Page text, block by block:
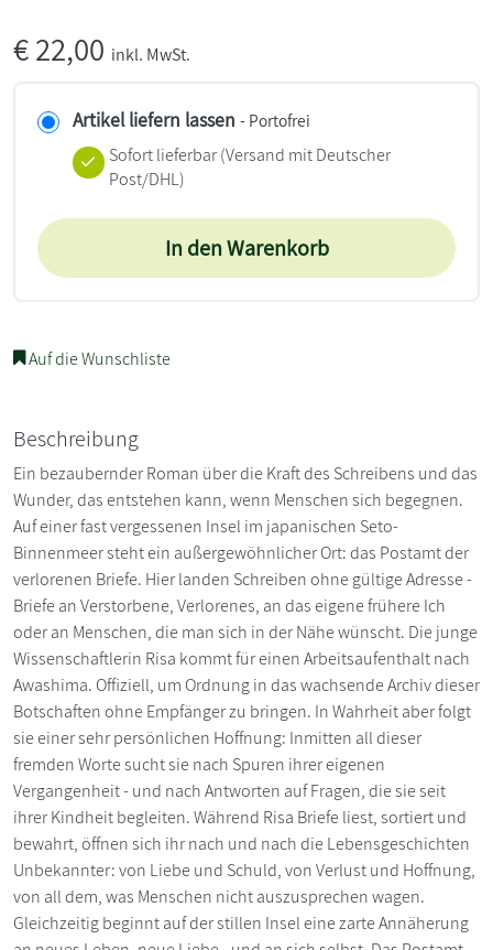
€22,00 inkl. MwSt.
Artikel liefern lassen - Portofrei
Sofort lieferbar(Versand mit Deutscher
Post/DHL)
In den Warenkorb
Auf die Wunschliste
Beschreibung
Ein bezaubernder Roman über die Kraft des Schreibens und das
Wunder, das entstehen kann, wenn Menschen sich begegnen.
Auf einer fast vergessenen Insel im japanischen Seto-
Binnenmeer steht ein außergewöhnlicher Ort: das Postamt der
verlorenen Briefe. Hier landen Schreiben ohne gültige Adresse -
Briefe an Verstorbene, Verlorenes, an das eigene frühere Ich
oder an Menschen, die man sich in der Nähe wünscht. Die junge
Wissenschaftlerin Risa kommt für einen Arbeitsaufenthalt nach
Awashima. Offiziell, um Ordnung in das wachsende Archiv dieser
Botschaften ohne Empfänger zu bringen. In Wahrheit aber folgt
sie einer sehr persönlichen Hoffnung: Inmitten all dieser
fremden Worte sucht sie nach Spuren ihrer eigenen
Vergangenheit - und nach Antworten auf Fragen, die sie seit
ihrer Kindheit begleiten. Während Risa Briefe liest, sortiert und
bewahrt, öffnen sich ihr nach und nach die Lebensgeschichten
Unbekannter: von Liebe und Schuld, von Verlust und Hoffnung,
von all dem, was Menschen nicht auszusprechen wagen.
Gleichzeitig beginnt auf der stillen Insel eine zarte Annäherung